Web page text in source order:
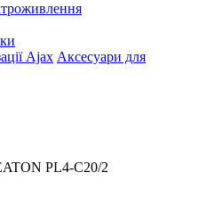
Аксесуари для
PL4-C20/2